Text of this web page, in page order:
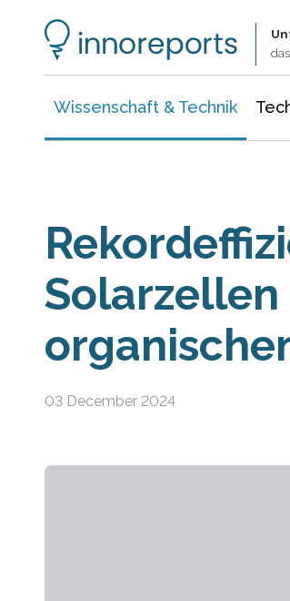
Wissenschaft & Technik
Solarzellen
03 December 2024